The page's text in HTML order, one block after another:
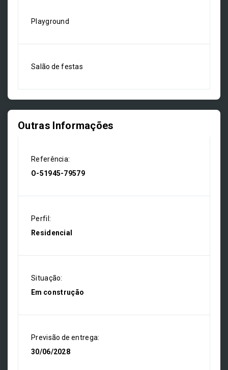
Playground
Salão de festas
Outras Informações
Referência:
O-51945-79579
Perfil:
Residencial
Situação:
Em construção
Previsão de entrega:
30/06/2028